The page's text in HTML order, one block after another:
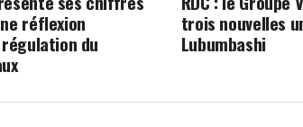
trois nouvelles
Lubumbashi
réflexion
du